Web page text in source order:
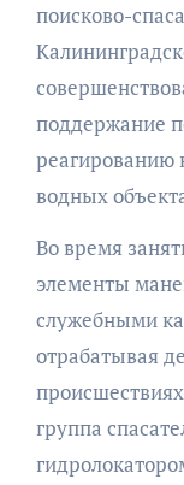
поисково-
поддержание
реагированию
водных
Во время
элементы
служебными
отрабатывая
группа